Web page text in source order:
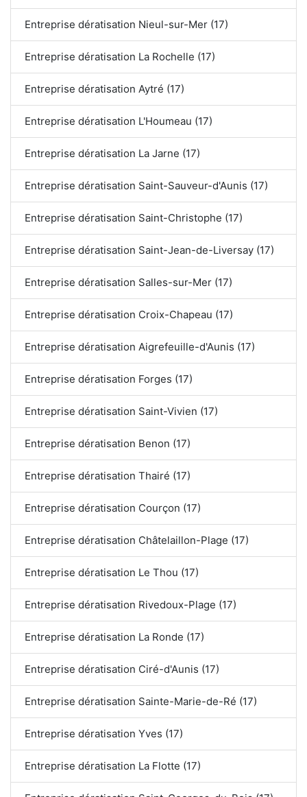
Entreprise dératisation Nieul-sur-Mer (17)
Entreprise dératisation La Rochelle (17)
Entreprise dératisation Aytré (17)
Entreprise dératisation L'Houmeau (17)
Entreprise dératisation La Jarne (17)
Entreprise dératisation Saint-Sauveur-d'Aunis (17)
Entreprise dératisation Saint-Christophe (17)
Entreprise dératisation Saint-Jean-de-Liversay (17)
Entreprise dératisation Salles-sur-Mer (17)
Entreprise dératisation Croix-Chapeau (17)
Entreprise dératisation Aigrefeuille-d'Aunis (17)
Entreprise dératisation Forges (17)
Entreprise dératisation Saint-Vivien (17)
Entreprise dératisation Benon (17)
Entreprise dératisation Thairé (17)
Entreprise dératisation Courçon (17)
Entreprise dératisation Châtelaillon-Plage (17)
Entreprise dératisation Le Thou (17)
Entreprise dératisation Rivedoux-Plage (17)
Entreprise dératisation La Ronde (17)
Entreprise dératisation Ciré-d'Aunis (17)
Entreprise dératisation Sainte-Marie-de-Ré (17)
Entreprise dératisation Yves (17)
Entreprise dératisation La Flotte (17)